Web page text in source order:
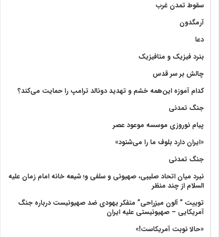
سقوط تمدن غرب
آرمگدون
دعا
بنرد فیزیک و متافیزیک
چالش بر سر قدس
کدام آموزه این‌همه خشم و تهدید دونالد ترامپ را حمایت می‌کند؟
جنگ تمدنی
پیام نوروزی موسسه موعود عصر
«ایران دارد بلوف ما را می‌شنود»
جنگ تمدنی
نبرد میان اتحاد صلیبی، صهیونی و سلفی و؛ شیعه خانه امام زمان علیه
السلام از چند منظر
توییت ” آلون میزراحی” متفکر یهودی ضد صهیونیست درباره جنگ
آمریکایی – صهیونیستی علیه ایران
«حالا نوبت آمریکاست!»